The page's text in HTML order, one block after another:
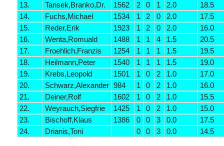
13.
Tansek,Branko,Dr. 1562 2 0 1 2.0
18.5
14.
Fuchs,Michael 1534 1 2 0 2.0
17.5
15.
Reder,Erik 1923 1 2 0 2.0
16.0
16.
Wenta,Romuald 1488 1 1 4 1.5
20.5
17.
Froehlich,Franzis 1254 1 1 1 1.5
19.5
18.
Heilmann,Peter 1540 1 1 1 1.5
19.0
19.
Krebs,Leopold 1501 1 0 2 1.0
17.0
20.
Schwarz,Alexander 984 1 0 2 1.0
16.0
21.
Deiner,Rolf 1602 1 0 2 1.0
15.5
22.
Weyrauch,Siegfrie 1425 1 0 2 1.0
15.0
23.
Bischoff,Klaus 1386 0 0 3 0.0
17.5
24.
Drianis,Toni 0 0 3 0.0 14.5